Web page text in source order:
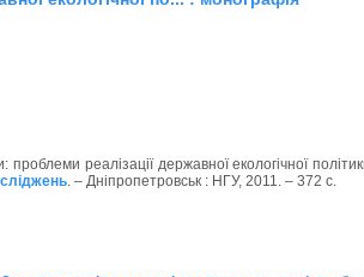
проблеми реалізації державної екологічної
. – Дніпропетровськ : НГУ, 2011. – 372 с.